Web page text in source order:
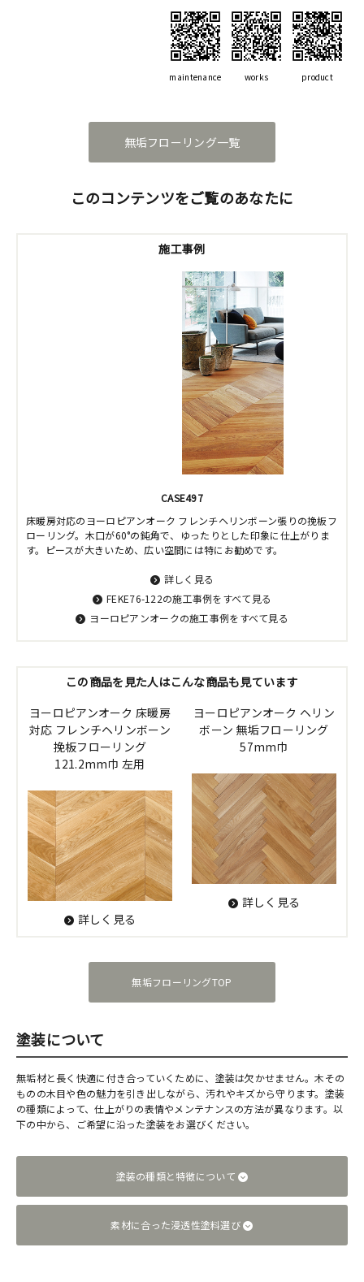
maintenance works product
無垢フローリング一覧
このコンテンツをご覧のあなたに
施工事例
CASE497
床暖房対応のヨーロピアンオーク フレンチヘリンボーン張りの挽板フ
ローリング。木口が60°の鈍角で、ゆったりとした印象に仕上がりま
す。ピースが大きいため、広い空間には特にお勧めです。
詳しく見る
FEKE76-122の施工事例をすべて見る
ヨーロピアンオークの施工事例をすべて見る
この商品を見た人はこんな商品も見ています
ヨーロピアンオーク 床暖房
対応 フレンチヘリンボーン
挽板フローリング
121.2mm巾 左用
詳しく見る
ヨーロピアンオーク ヘリン
ボーン 無垢フローリング
57mm巾
詳しく見る
無垢フローリングTOP
塗装について
無垢材と長く快適に付き合っていくために、塗装は欠かせません。木その
ものの木目や色の魅力を引き出しながら、汚れやキズから守ります。塗装
の種類によって、仕上がりの表情やメンテナンスの方法が異なります。以
下の中から、ご希望に沿った塗装をお選びください。
塗装の種類と特徴について
素材に合った浸透性塗料選び